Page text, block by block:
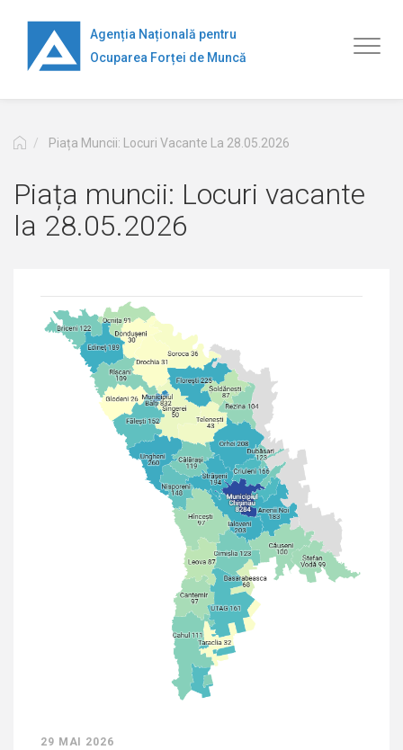
conţinutul
principal
Agenția Națională pentru
Ocuparea Forței de Muncă
Piața Muncii: Locuri Vacante La 28.05.2026
Piața muncii: Locuri vacante
la 28.05.2026
29 MAI 2026